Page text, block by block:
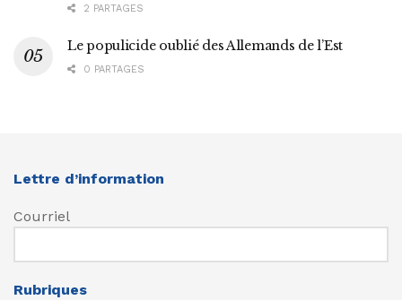
2 PARTAGES
Le populicide oublié des Allemands de l’Est
0 PARTAGES
Lettre d’information
Courriel
Rubriques